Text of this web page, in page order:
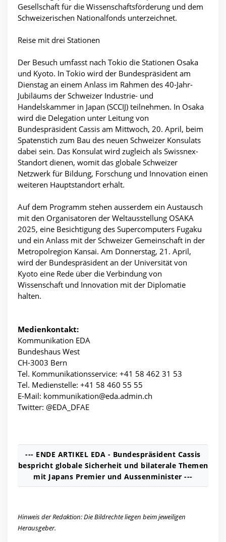
Gesellschaft für die Wissenschaftsförderung und dem
Schweizerischen Nationalfonds unterzeichnet.
Reise mit drei Stationen
Der Besuch umfasst nach Tokio die Stationen Osaka
und Kyoto. In Tokio wird der Bundespräsident am
Dienstag an einem Anlass im Rahmen des 40-Jahr-
Jubiläums der Schweizer Industrie- und
Handelskammer in Japan (SCCIJ) teilnehmen. In Osaka
wird die Delegation unter Leitung von
Bundespräsident Cassis am Mittwoch, 20. April, beim
Spatenstich zum Bau des neuen Schweizer Konsulats
dabei sein. Das Konsulat wird zugleich als Swissnex-
Standort dienen, womit das globale Schweizer
Netzwerk für Bildung, Forschung und Innovation einen
weiteren Hauptstandort erhält.
Auf dem Programm stehen ausserdem ein Austausch
mit den Organisatoren der Weltausstellung OSAKA
2025, eine Besichtigung des Supercomputers Fugaku
und ein Anlass mit der Schweizer Gemeinschaft in der
Metropolregion Kansai. Am Donnerstag, 21. April,
wird der Bundespräsident an der Universität von
Kyoto eine Rede über die Verbindung von
Wissenschaft und Innovation mit der Diplomatie
halten.
Medienkontakt:
Kommunikation EDA
Bundeshaus West
CH-3003 Bern
Tel. Kommunikationsservice: +41 58 462 31 53
Tel. Medienstelle: +41 58 460 55 55
E-Mail: kommunikation@eda.admin.ch
Twitter: @EDA_DFAE
--- ENDE ARTIKEL EDA - Bundespräsident Cassis
bespricht globale Sicherheit und bilaterale Themen
mit Japans Premier und Aussenminister ---
Hinweis der Redaktion: Die Bildrechte liegen beim jeweiligen
Herausgeber.